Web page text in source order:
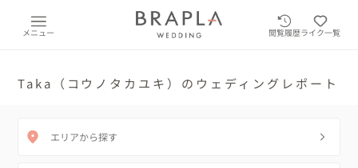
メニュー 閲覧履歴ライク一覧
Taka（コウノタカユキ）のウェディングレポート
エリアから探す